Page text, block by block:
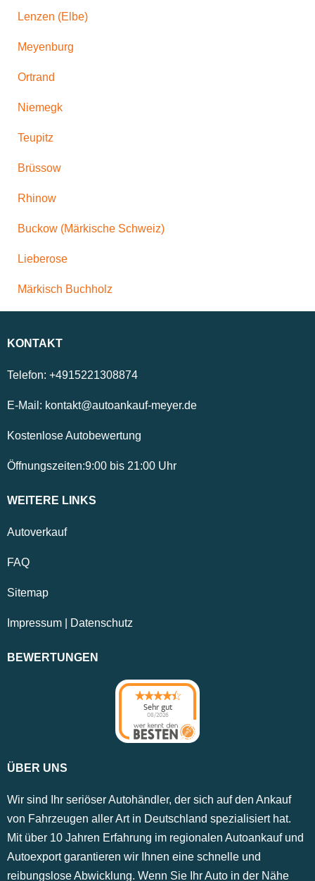
Lenzen (Elbe)
Meyenburg
Ortrand
Niemegk
Teupitz
Brüssow
Rhinow
Buckow (Märkische Schweiz)
Lieberose
Märkisch Buchholz
KONTAKT
Telefon: +4915221308874
E-Mail: kontakt@autoankauf-meyer.de
Kostenlose Autobewertung
Öffnungszeiten:9:00 bis 21:00 Uhr
WEITERE LINKS
Autoverkauf
FAQ
Sitemap
Impressum Datenschutz
BEWERTUNGEN
Sehr gut
08/2026
ÜBER UNS
Wir sind Ihr seriöser Autohändler, der sich auf den Ankauf
von Fahrzeugen aller Art in Deutschland spezialisiert hat.
Mit über 10 Jahren Erfahrung im regionalen Autoankauf und
Autoexport garantieren wir Ihnen eine schnelle und
reibungslose Abwicklung. Wenn Sie Ihr Auto in der Nähe